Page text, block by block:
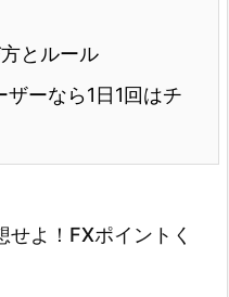
とルール
ーなら1日1回はチ
よ！FXポイントく